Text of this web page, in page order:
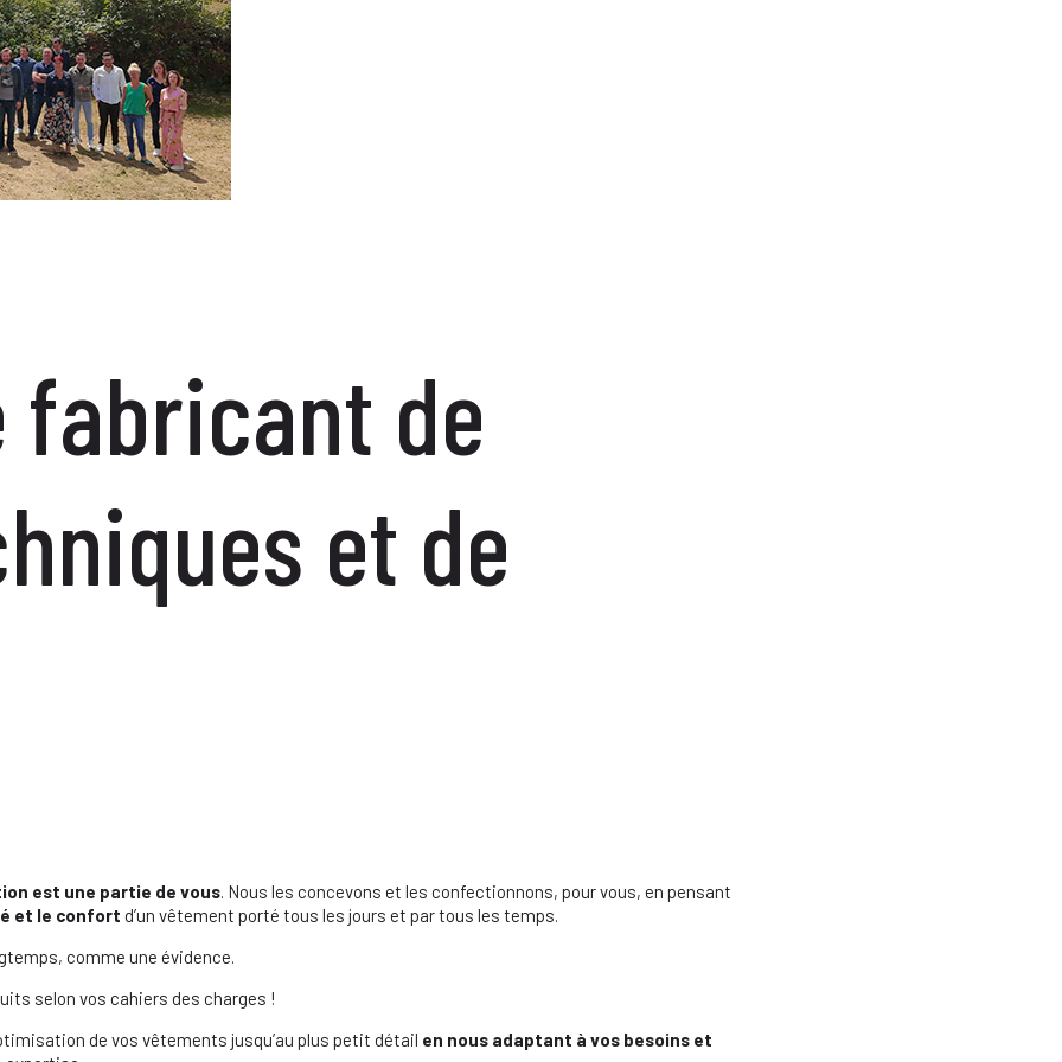
fabricant de
et de
est une partie de vous. Nous les concevons et les confectionnons, pour vous, en pensant
et le confort d’un vêtement porté tous les jours et par tous les temps.
comme une évidence.
selon vos cahiers des charges !
de vos vêtements jusqu’au plus petit détail en nous adaptant à vos besoins et